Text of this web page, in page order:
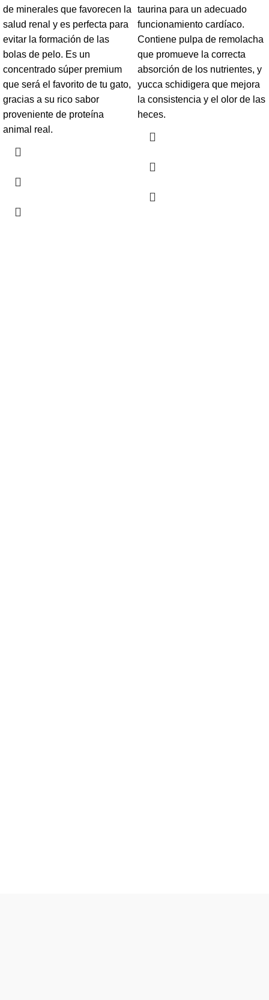
de minerales que favorecen la
salud renal y es perfecta para
evitar la formación de las
bolas de pelo. Es un
concentrado súper premium
que será el favorito de tu gato,
gracias a su rico sabor
proveniente de proteína
animal real.
taurina para un adecuado
funcionamiento cardíaco.
Contiene pulpa de remolacha
que promueve la correcta
absorción de los nutrientes, y
yucca schidigera que mejora
la consistencia y el olor de las
heces.